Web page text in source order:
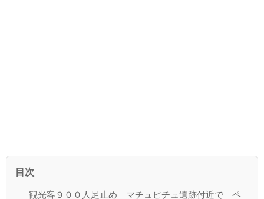
目次
観光客９００人足止め マチュピチュ遺跡付近で―ペ